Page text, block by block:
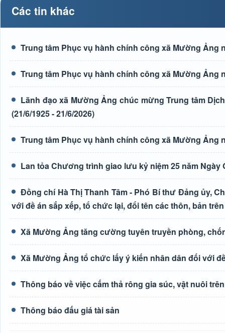
Các tin khác
Trung tâm Phục vụ hành chính công xã Mường Ảng
Trung tâm Phục vụ hành chính công xã Mường Ảng
Lãnh đạo xã Mường Ảng chúc mừng Trung tâm
(21/6/1925 - 21/6/2026)
Trung tâm Phục vụ hành chính công xã Mường Ảng
Lan tỏa Chương trình giao lưu kỷ niệm 25 năm Ngày
Đồng chí Hà Thị Thanh Tâm - Phó Bí thư Đảng ủy,
với đề án sắp xếp, tổ chức lại, đổi tên các thôn, bản
Xã Mường Ảng tăng cường tuyên truyền phòng,
Xã Mường Ảng tổ chức lấy ý kiến nhân dân đối với
Thông báo về việc cấm thả rông gia súc, vật nuôi
Thông báo đấu giá tài sản